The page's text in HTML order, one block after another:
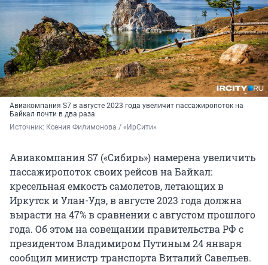
Авиакомпания S7 в августе 2023 года увеличит пассажиропоток на
Байкал почти в два раза
Источник: Ксения Филимонова / «ИрСити»
Авиакомпания S7 («Сибирь») намерена увеличить
пассажиропоток своих рейсов на Байкал:
кресельная емкость самолетов, летающих в
Иркутск и Улан-Удэ, в августе 2023 года должна
вырасти на 47% в сравнении с августом прошлого
года. Об этом на совещании правительства РФ с
президентом Владимиром Путиным 24 января
сообщил министр транспорта Виталий Савельев.